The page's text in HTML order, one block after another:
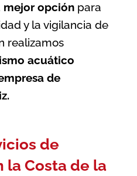
mejor opción para
y la vigilancia de
realizamos
acuático
de
.
de
la Costa de la